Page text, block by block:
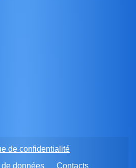
de confidentialité
de données
Contacts